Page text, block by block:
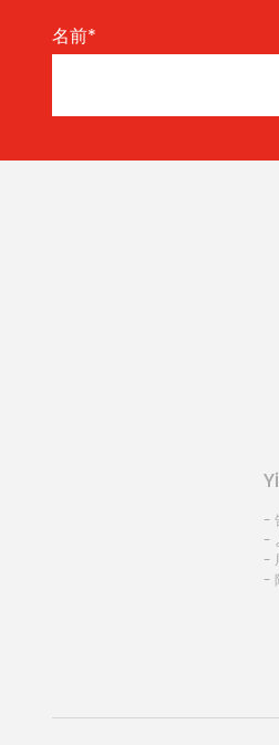
名前*
-
-
-
-